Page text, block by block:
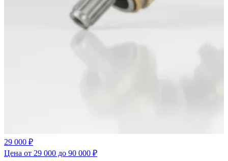
29 000 ₽
Цена от 29 000 до 90 000 ₽